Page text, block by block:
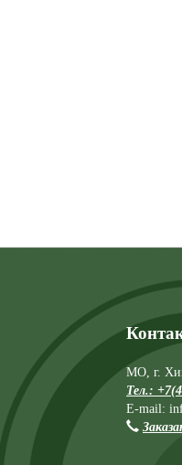
МО, г.
Тел.:
E-mail: